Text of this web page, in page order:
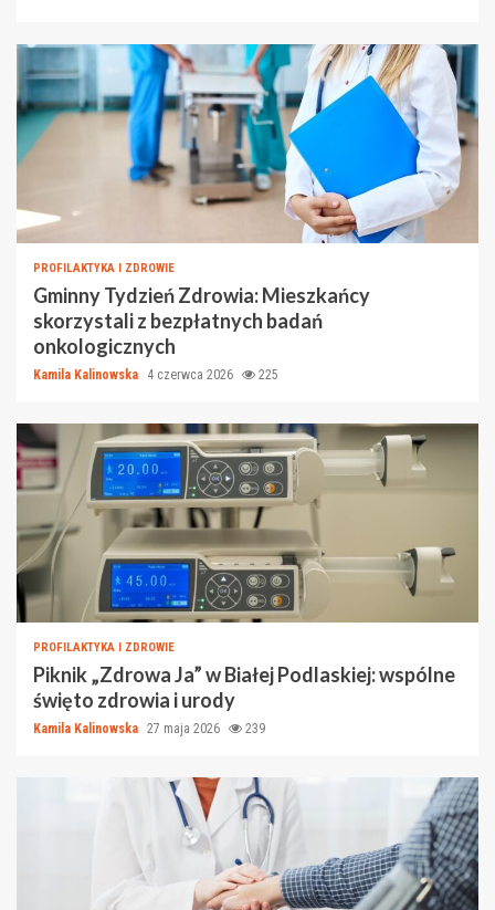
PROFILAKTYKA I ZDROWIE
Gminny Tydzień Zdrowia: Mieszkańcy
skorzystali z bezpłatnych badań
onkologicznych
Kamila Kalinowska 4 czerwca 2026 225
PROFILAKTYKA I ZDROWIE
Piknik „Zdrowa Ja” w Białej Podlaskiej: wspólne
święto zdrowia i urody
Kamila Kalinowska 27 maja 2026 239